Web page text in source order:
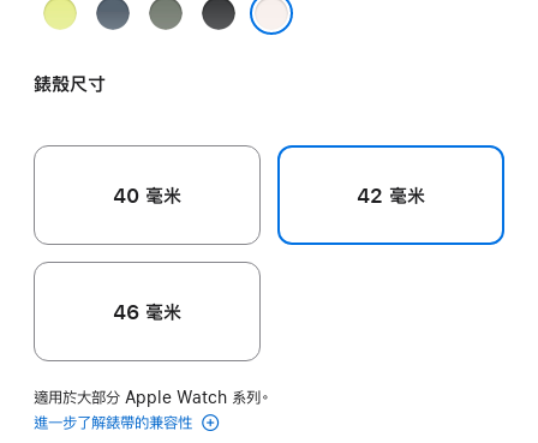
霓
黃
錨
藍
灰
黑
錶殼尺寸
40 毫米 42 毫米
46 毫米
適用於大部分 Apple Watch 系列。
進一步了解錶帶的兼容性